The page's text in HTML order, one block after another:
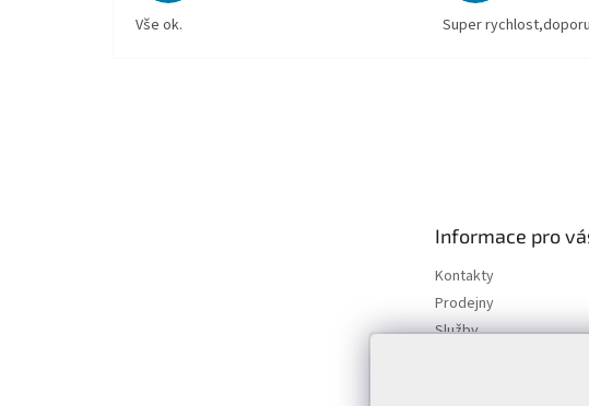
Vše ok. Super
Informace pro
Kontakty
Prodejny
Služby